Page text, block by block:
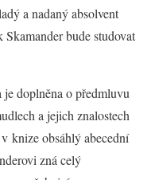
a nadaný absolvent
bude studovat
doplněna o předmluvu
a jejich znalostech
knize obsáhlý abecední
zná celý